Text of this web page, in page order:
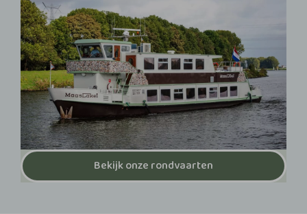
Bekijk onze rondvaarten